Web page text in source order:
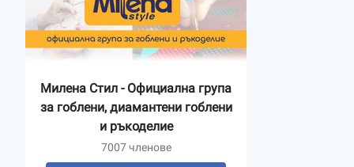
Милена Стил - Официална група
за гоблени, диамантени гоблени
и ръкоделие
7007 членове